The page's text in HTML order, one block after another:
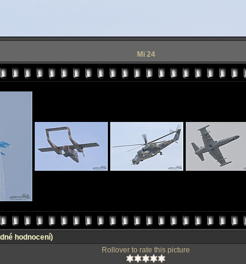
Mi 24
hodnocení)
Rollover to rate this picture